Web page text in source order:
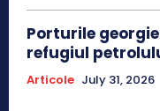
Porturile
refugiul
Articole July 31, 2026